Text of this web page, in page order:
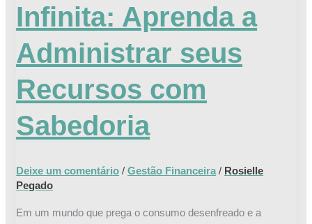
Infinita: Aprenda a
Administrar seus
Recursos com
Sabedoria
Deixe um comentário /Gestão Financeira / Rosielle
Pegado
Em um mundo que prega o consumo desenfreado e a
Infinita:
Aprenda
a
Administrar
seus
Recursos
com
Sabedoria